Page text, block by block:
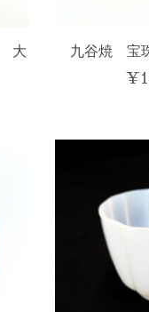
大
九谷焼 宝
¥